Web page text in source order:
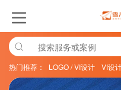
热门推荐：
LOGO / VI设计 VI设